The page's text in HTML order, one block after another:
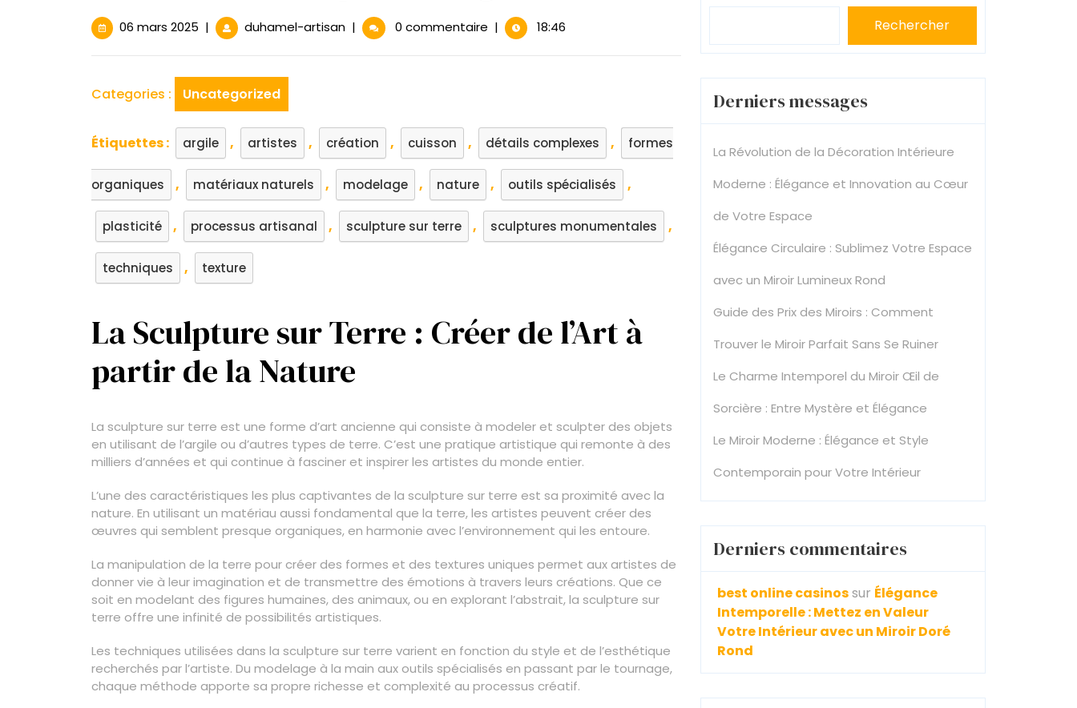
06 mars 2025 06
mars
2025
| duhamel-artisanL’Art
la
:
Créer
des
Œuvres
Authentiques
en
Argile
| 0 commentaire | 18:46
Categories : Uncategorized
Étiquettes : argile , artistes , création , cuisson , détails complexes , formes
organiques , matériaux naturels , modelage , nature , outils spécialisés ,
plasticité , processus artisanal , sculpture sur terre , sculptures monumentales ,
techniques , texture
La Sculpture sur Terre : Créer de l’Art à
partir de la Nature
La sculpture sur terre est une forme d’art ancienne qui consiste à modeler et sculpter des objets
en utilisant de l’argile ou d’autres types de terre. C’est une pratique artistique qui remonte à des
milliers d’années et qui continue à fasciner et inspirer les artistes du monde entier.
L’une des caractéristiques les plus captivantes de la sculpture sur terre est sa proximité avec la
nature. En utilisant un matériau aussi fondamental que la terre, les artistes peuvent créer des
œuvres qui semblent presque organiques, en harmonie avec l’environnement qui les entoure.
La manipulation de la terre pour créer des formes et des textures uniques permet aux artistes de
donner vie à leur imagination et de transmettre des émotions à travers leurs créations. Que ce
soit en modelant des figures humaines, des animaux, ou en explorant l’abstrait, la sculpture sur
terre offre une infinité de possibilités artistiques.
Les techniques utilisées dans la sculpture sur terre varient en fonction du style et de l’esthétique
recherchés par l’artiste. Du modelage à la main aux outils spécialisés en passant par le tournage,
chaque méthode apporte sa propre richesse et complexité au processus créatif.
Rechercher
Derniers messages
La Révolution de la Décoration Intérieure
Moderne : Élégance et Innovation au Cœur
de Votre Espace
Élégance Circulaire : Sublimez Votre Espace
avec un Miroir Lumineux Rond
Guide des Prix des Miroirs : Comment
Trouver le Miroir Parfait Sans Se Ruiner
Le Charme Intemporel du Miroir Œil de
Sorcière : Entre Mystère et Élégance
Le Miroir Moderne : Élégance et Style
Contemporain pour Votre Intérieur
Derniers commentaires
best online casinossur Élégance
Intemporelle : Mettez en Valeur
Votre Intérieur avec un Miroir Doré
Rond